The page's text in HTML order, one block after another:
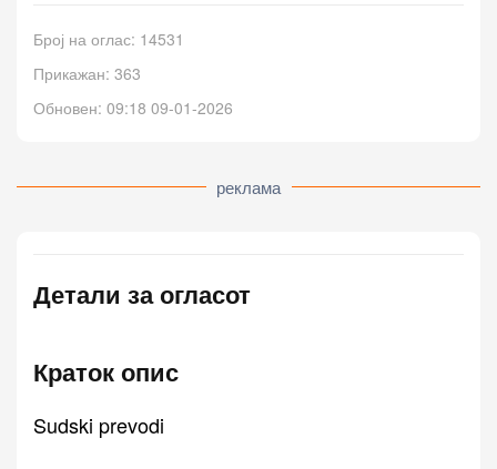
Број на оглас: 14531
Прикажан: 363
Обновен: 09:18 09-01-2026
реклама
Детали за огласот
Краток опис
Sudski prevodi